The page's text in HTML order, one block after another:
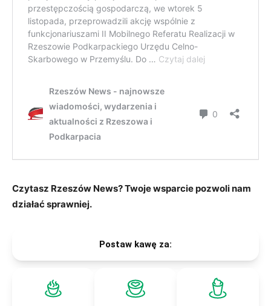
Czytasz Rzeszów News? Twoje wsparcie pozwoli nam
działać sprawniej.
Postaw kawę za: